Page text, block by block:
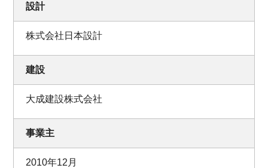
設計
株式会社日本設計
建設
大成建設株式会社
事業主
2010年12月